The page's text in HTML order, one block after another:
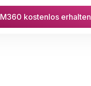
M360 kostenlos erhalten